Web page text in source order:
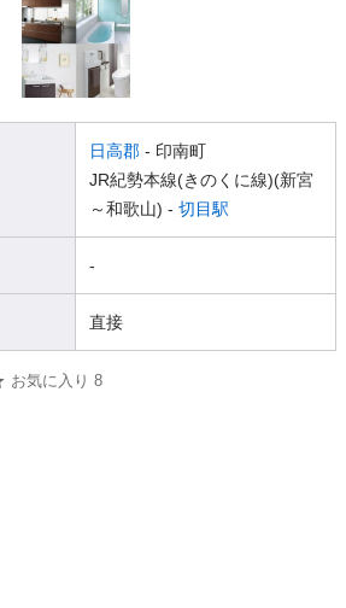
日高郡 - 印南町
JR紀勢本線(きのくに線)(新宮
～和歌山) - 切目駅
-
直接
お気に入り 8